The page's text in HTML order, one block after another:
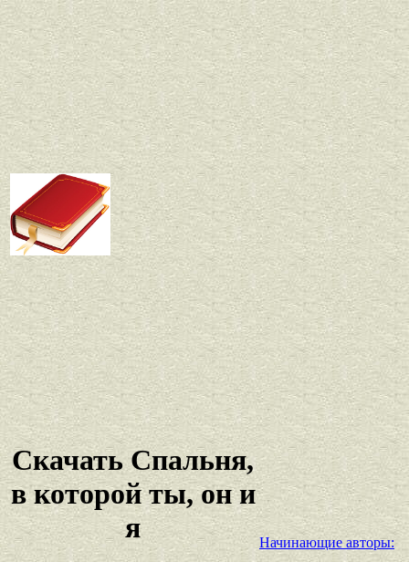
Скачать Спальня,
в которой ты, он и
я
Начинающие авторы: